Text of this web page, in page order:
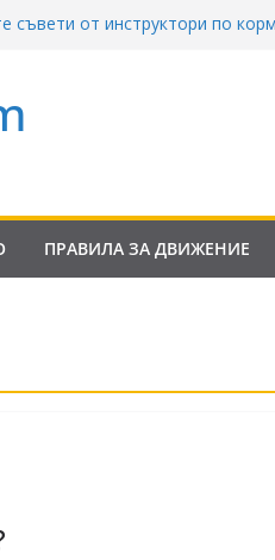
съвети от инструктори по
Франция криминализира
контролни точки – по колко и
ПРАВИЛА ЗА ДВИЖЕНИЕ